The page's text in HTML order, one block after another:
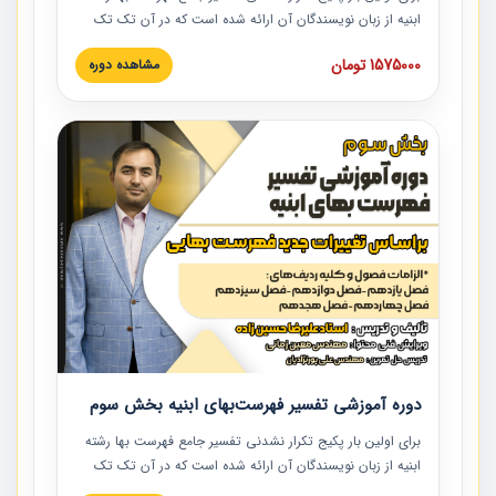
ابنیه از زبان نویسندگان آن ارائه شده است که در آن تک تک
ردیف ها و مطالب فهرست بها تفسیر و ارائه شده است. این
دوره به صورت کامل تصویری بوده و به همراه تصاویر عملیات
دوره با کلام مهندس علیرضاحسین‌زاده مدیر پروژه مهندسی
مشاور در امر بازنگری فهرست بها رشته ابنیه ارائه شده و به تمام
همکارانی که در حوزه صنعت ساخت در حال فعالیت هستند حتما
توصیه می کنیم از مطالب این دوره استفاده نمایند.
1575000 تومان مشاهده دوره
دوره آموزشی تفسیر فهرست‌بهای ابنیه بخش سوم
برای اولین بار پکیج تکرار نشدنی تفسیر جامع فهرست بها رشته
ابنیه از زبان نویسندگان آن ارائه شده است که در آن تک تک
ردیف ها و مطالب فهرست بها تفسیر و ارائه شده است. این